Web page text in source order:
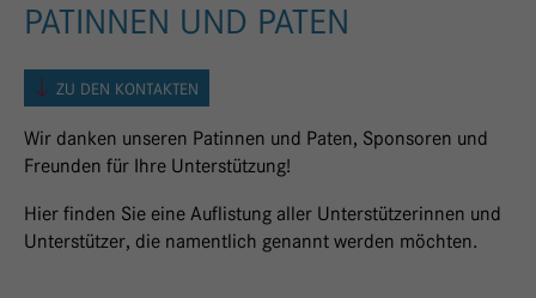
PATINNEN UND PATEN
ZU DEN KONTAKTEN
Wir danken unseren Patinnen und Paten, Sponsoren und
Freunden für Ihre Unterstützung!
Hier finden Sie eine Auflistung aller Unterstützerinnen und
Unterstützer, die namentlich genannt werden möchten.